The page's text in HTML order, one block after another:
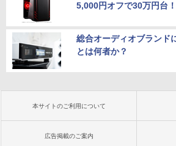
5,000円オフで30万円台！
総合オーディオブランド
とは何者か？
本サイトのご利用について
広告掲載のご案内